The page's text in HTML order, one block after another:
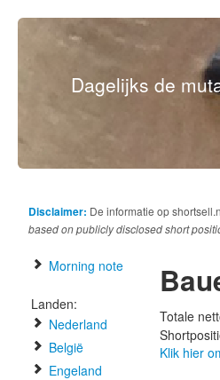
Dagelijks de
Disclaimer: De informatie op
based on publicly disclosed short
Morning note
Landen:
Nederland
België
Engeland
Totale
Klik hier